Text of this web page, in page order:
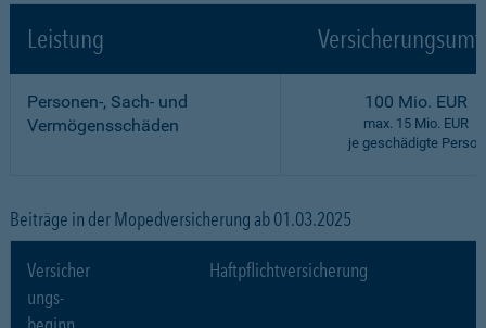
Leistung
Personen-, Sach- und
Vermögensschäden
100 Mio. EUR
max. 15 Mio. EUR
je geschädigte Person
Beiträge in der Mopedversicherung ab 01.03.2025
Versicher
ungs-
Haftpflichtversicherung